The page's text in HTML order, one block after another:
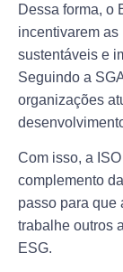
Dessa forma, o
incentivarem
sustentáveis e
Seguindo a
organizações
Com isso, a
complemento
passo para que
trabalhe outros
ESG.